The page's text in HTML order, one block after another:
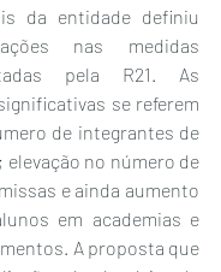
da entidade definiu
nas medidas
pela R21. As
se referem
de integrantes de
no número de
e ainda aumento
em academias e
A proposta que